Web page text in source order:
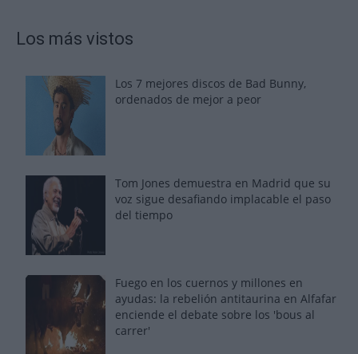
Los más vistos
Los 7 mejores discos de Bad Bunny,
ordenados de mejor a peor
Tom Jones demuestra en Madrid que su
voz sigue desafiando implacable el paso
del tiempo
Fuego en los cuernos y millones en
ayudas: la rebelión antitaurina en Alfafar
enciende el debate sobre los 'bous al
carrer'